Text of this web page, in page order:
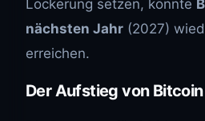
Lockerung setzen, könnte
nächsten Jahr (2027)
erreichen.
Der Aufstieg von